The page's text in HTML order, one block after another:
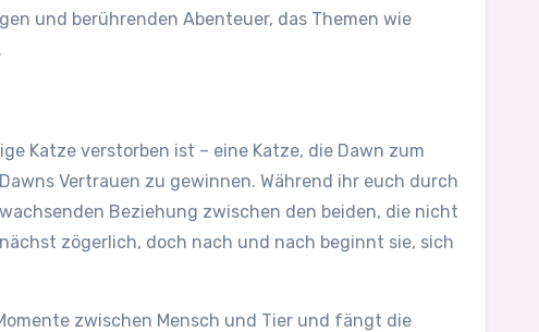
und berührenden Abenteuer, das Themen wie
Katze verstorben ist – eine Katze, die Dawn zum
Vertrauen zu gewinnen. Während ihr euch durch
Beziehung zwischen den beiden, die nicht
zögerlich, doch nach und nach beginnt sie, sich
zwischen Mensch und Tier und fängt die